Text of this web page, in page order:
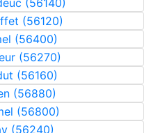
(56140)
(56120)
(56400)
(56270)
(56160)
(56880)
(56800)
(56240)